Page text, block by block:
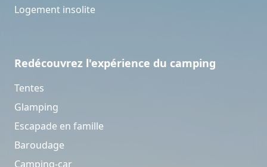
Logement insolite
Redécouvrez l'expérience du camping
Tentes
Glamping
Escapade en famille
Baroudage
Camping-car